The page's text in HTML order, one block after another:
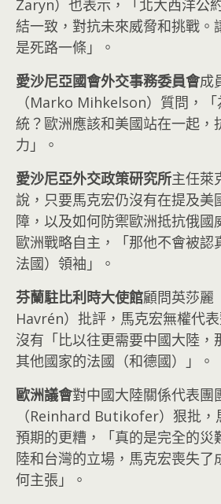
Zaryn）也表示，「北大西洋公
結一致，對抗未來威脅和挑戰。
是死路一條」。
愛沙尼亞國會外交事務委員會成
（Marko Mihkelson）質問，
統？歐洲應該和美國站在一起，
力」。
愛沙尼亞外交政策研究所主任萊
說，只要馬克宏仍沒有在提及美
障，以及如何防禦歐洲抵抗俄國
歐洲戰略自主，「那他不會被認
法國）領袖」。
芬蘭駐比利時大使館顧問英莎麗
Havrén）批評，馬克宏無權代
沒有「比以往更需要中國大陸，
其他國家的法國（和德國）」。
歐洲議會對中國大陸關係代表團
（Reinhard Butikofer）狠批，
預期的更糟，「真的是完全的
陸和台灣的立場，馬克宏喪失了
何主張」。